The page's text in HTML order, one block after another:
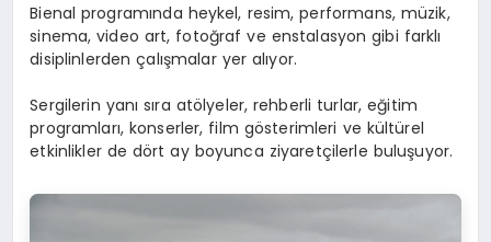
Bienal programında heykel, resim, performans, müzik,
sinema, video art, fotoğraf ve enstalasyon gibi farklı
disiplinlerden çalışmalar yer alıyor.
Sergilerin yanı sıra atölyeler, rehberli turlar, eğitim
programları, konserler, film gösterimleri ve kültürel
etkinlikler de dört ay boyunca ziyaretçilerle buluşuyor.